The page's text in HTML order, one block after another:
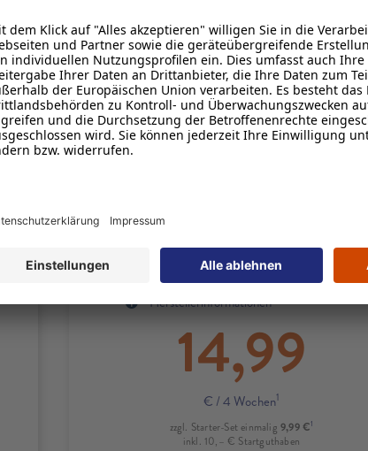
Zuerst50 GBinkl.5Gmit bis zu100 Mbit/s1
und bei Bedarfunbegrenzt oft 1 GB kostenlos
nachbuchen 2
FLATMinuten & SMS1
Produktdetails zum Tarif M
Produktinformationsblatt
Herstellerinformationen
14,99
€ / 4 Wochen1
zzgl. Starter-Set einmalig 9,99 €1
inkl. 10,– € Startguthaben